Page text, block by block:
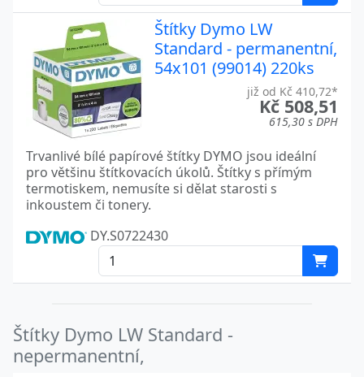
Štítky Dymo LW
Standard - permanentní,
54x101 (99014) 220ks
již od Kč 410,72*
Kč 508,51
615,30 s DPH
Trvanlivé bílé papírové štítky DYMO jsou ideální
pro většinu štítkovacích úkolů. Štítky s přímým
termotiskem, nemusíte si dělat starosti s
inkoustem či tonery.
DY.S0722430
Štítky Dymo LW Standard -
nepermanentní,